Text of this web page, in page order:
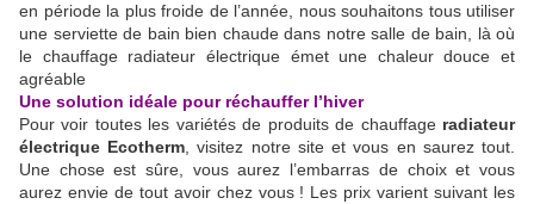
en période la plus froide de l’année, nous souhaitons tous utiliser
une serviette de bain bien chaude dans notre salle de bain, là où
le chauffage radiateur électrique émet une chaleur douce et
agréable
Une solution idéale pour réchauffer l’hiver
Pour voir toutes les variétés de produits de chauffage radiateur
électrique Ecotherm , visitez notre site et vous en saurez tout.
Une chose est sûre, vous aurez l’embarras de choix et vous
aurez envie de tout avoir chez vous ! Les prix varient suivant les